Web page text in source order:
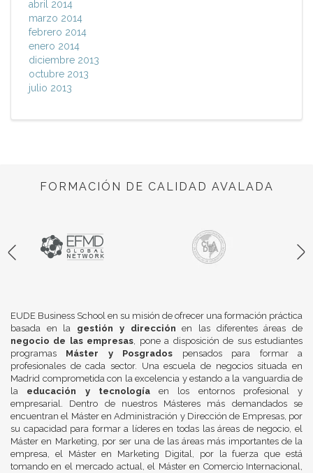
abril 2014
marzo 2014
febrero 2014
enero 2014
diciembre 2013
octubre 2013
julio 2013
FORMACIÓN DE CALIDAD AVALADA
EUDE Business School en su misión de ofrecer una formación práctica
basada en la gestión y dirección en las diferentes áreas de
negocio de las empresas, pone a disposición de sus estudiantes
programas Máster y Posgrados pensados para formar a
profesionales de cada sector. Una escuela de negocios situada en
Madrid comprometida con la excelencia y estando a la vanguardia de
la educación y tecnologíaen los entornos profesional y
empresarial. Dentro de nuestros Másteres más demandados se
encuentran el Máster en Administración y Dirección de Empresas, por
su capacidad para formar a líderes en todas las áreas de negocio, el
Máster en Marketing, por ser una de las áreas más importantes de la
empresa, el Máster en Marketing Digital, por la fuerza que está
tomando en el mercado actual, el Máster en Comercio Internacional,